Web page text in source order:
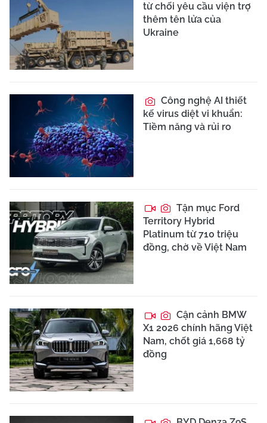
từ chối yêu cầu viện trợ
thêm tên lửa của
Ukraine
Công nghệ AI thiết
kế virus diệt vi khuẩn:
Tiềm năng và rủi ro
Tận mục Ford
Territory Hybrid
Platinum từ 710 triệu
đồng, chờ về Việt Nam
Cận cảnh BMW
X1 2026 chính hãng Việt
Nam, chốt giá 1,668 tỷ
đồng